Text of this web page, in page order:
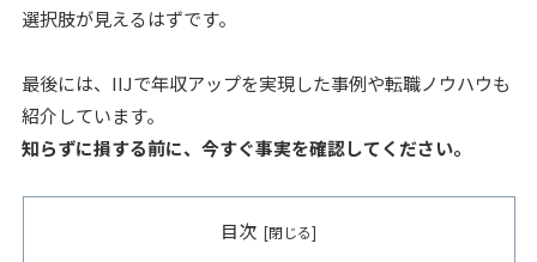
選択肢が見えるはずです。
最後には、IIJで年収アップを実現した事例や転職ノウハウも
紹介しています。
知らずに損する前に、今すぐ事実を確認してください。
目次